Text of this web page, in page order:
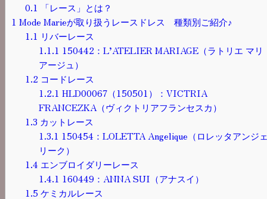
0.1
「レース」とは？
1 Mode Marieが取り扱うレースドレス 種類別ご紹介♪
1.1 リバーレース
1.1.1 150442：L’ATELIER MARIAGE（ラトリエ マリ
アージュ）
1.2コードレース
1.2.1 HLD00067（150501）：VICTRIA
FRANCEZKA（ヴィクトリアフランセスカ）
1.3カットレース
1.3.1 150454：LOLETTA Angelique（ロレッタアンジ
リーク）
1.4 エンブロイダリーレース
1.4.1 160449：ANNA SUI（アナスイ）
1.5 ケミカルレース